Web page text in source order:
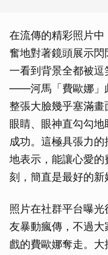
在流傳的精彩照片
奮地對著鏡頭展示閃
一看到背景全都被
——河馬「費歐娜」
整張大臉幾乎塞滿
眼睛、眼神直勾勾
成功。這極具張力
地表示，能讓心愛
刻，簡直是最好的新
照片在社群平台曝
友暴動瘋傳，不過
戲的費歐娜奪走。大